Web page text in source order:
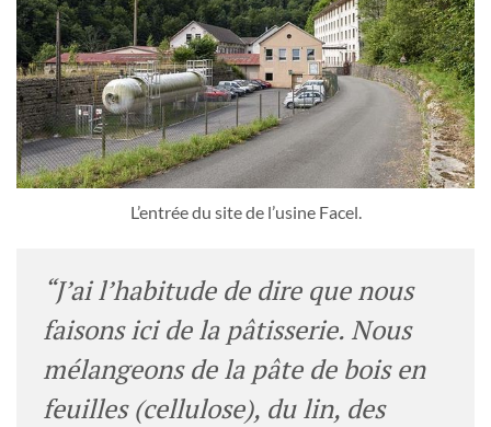
L’entrée du site de l’usine Facel.
“J’ai l’habitude de dire que nous
faisons ici de la pâtisserie. Nous
mélangeons de la pâte de bois en
feuilles (cellulose), du lin, des